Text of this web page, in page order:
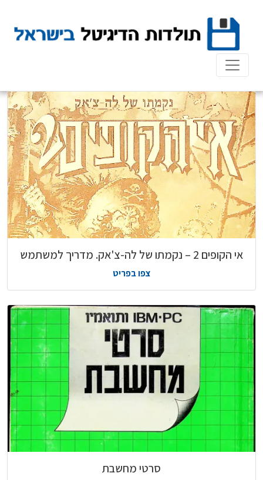
content
אי הקופים 2 – נקמתו של לה-צ'אק. מדריך למשתמש
צפו בפריט
סרטי מחשבת